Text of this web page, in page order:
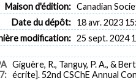
Maison d'édition: Canadian
Date du dépôt: 18 avr. 2023
modification: 25 sept. 2024
7:
Giguère, R., Tanguy, P. A., &
écrite]. 52nd CSChE Annual